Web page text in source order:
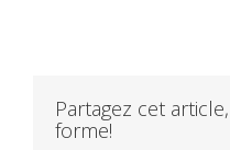
Partagez cet
forme!